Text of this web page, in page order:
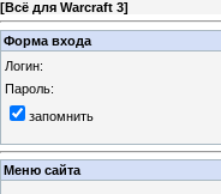
[Всё для Warcraft 3]
Форма входа
Логин:
Пароль:
запомнить
Меню сайта